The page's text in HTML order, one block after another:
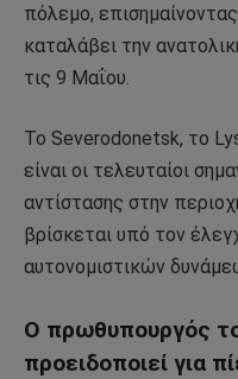
πόλεμο,
καταλάβει την
τις 9 Μαΐου.
Το Severodonetsk, το
είναι οι τελευταίοι
αντίστασης στην
βρίσκεται υπό τον
αυτονομιστικών
Ο πρωθυπουργός
προειδοποιεί για